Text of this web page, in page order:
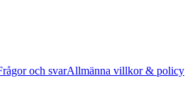
och svarAllmänna villkor & policy